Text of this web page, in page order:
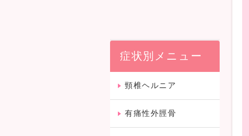
症状別メニュー
頸椎ヘルニア
有痛性外脛骨